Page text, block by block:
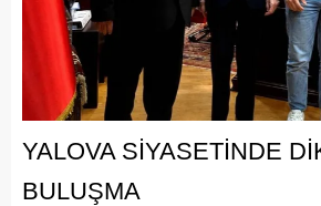
YALOVA SİYASETİNDE
BULUŞMA